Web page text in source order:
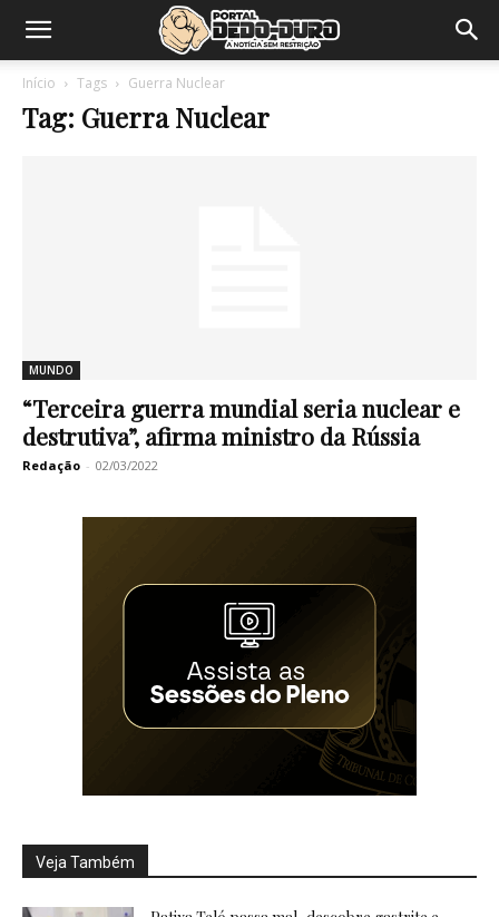
Início Tags Guerra Nuclear
Tag: Guerra Nuclear
MUNDO
“Terceira guerra mundial seria nuclear e
destrutiva”, afirma ministro da Rússia
Redação - 02/03/2022
Veja Também